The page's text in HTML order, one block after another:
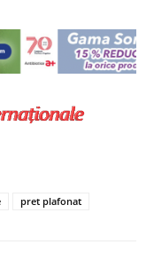
pret plafonat